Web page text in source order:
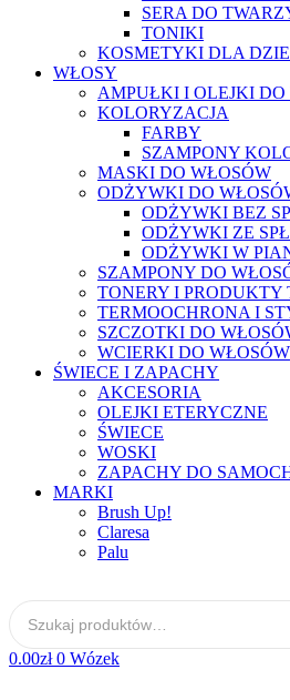
SERA DO
TONIKI
KOSMETYKI DLA
WŁOSY
AMPUŁKI I OLEJKI DO
KOLORYZACJA
FARBY
SZAMPONY
MASKI DO WŁOSÓW
ODŻYWKI DO
ODŻYWKI BEZ
ODŻYWKI ZE
ODŻYWKI W
SZAMPONY DO
TONERY I PRODUKTY
TERMOOCHRONA I
SZCZOTKI DO
WCIERKI DO WŁOSÓW
ŚWIECE I ZAPACHY
AKCESORIA
OLEJKI ETERYCZNE
ŚWIECE
WOSKI
ZAPACHY DO
MARKI
Brush Up!
Claresa
Palu
0.00zł 0 Wózek